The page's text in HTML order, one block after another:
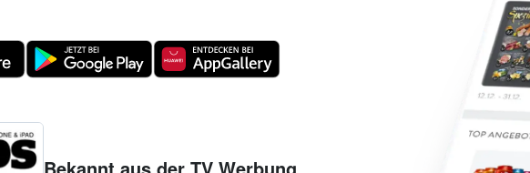
Bekannt aus der TV Werbung